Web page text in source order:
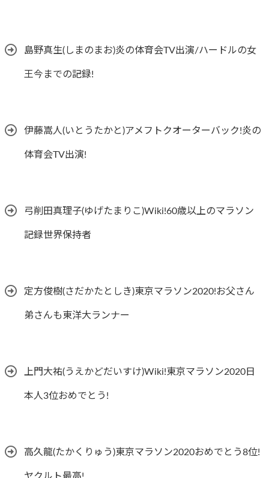
島野真生(しまのまお)炎の体育会TV出演/ハードルの女
王今までの記録!
伊藤嵩人(いとうたかと)アメフトクオーターバック!炎の
体育会TV出演!
弓削田真理子(ゆげたまりこ)Wiki!60歳以上のマラソン
記録世界保持者
定方俊樹(さだかたとしき)東京マラソン2020!お父さん
弟さんも東洋大ランナー
上門大祐(うえかどだいすけ)Wiki!東京マラソン2020日
本人3位おめでとう!
高久龍(たかくりゅう)東京マラソン2020おめでとう8位!
ヤクルト最高!